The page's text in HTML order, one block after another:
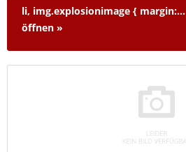
li, img.explosionimage { margin:...
öffnen »